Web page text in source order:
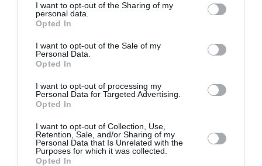
I want to opt-out of the Sharing of my
personal data.
Opted In
I want to opt-out of the Sale of my
Personal Data.
Opted In
I want to opt-out of processing my
Personal Data for Targeted Advertising.
Opted In
I want to opt-out of Collection, Use,
Retention, Sale, and/or Sharing of my
Personal Data that Is Unrelated with the
Purposes for which it was collected.
Opted In